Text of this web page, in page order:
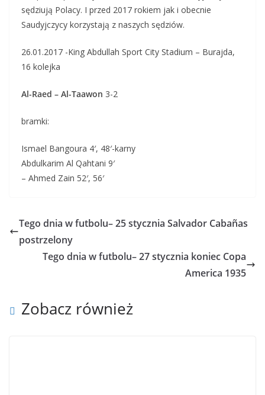
sędziują Polacy. I przed 2017 rokiem jak i obecnie
Saudyjczycy korzystają z naszych sędziów.
26.01.2017 -King Abdullah Sport City Stadium – Burajda,
16 kolejka
Al-Raed – Al-Taawon 3-2
bramki:
Ismael Bangoura 4′, 48′-karny
Abdulkarim Al Qahtani 9′
– Ahmed Zain 52′, 56′
Tego dnia w futbolu– 25 stycznia Salvador Cabañas
postrzelony
Tego dnia w futbolu– 27 stycznia koniec Copa
America 1935
Zobacz również